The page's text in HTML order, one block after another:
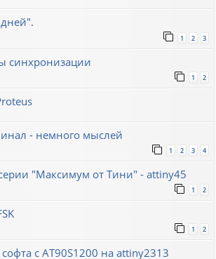
1 2 3
синхронизации
1 2
- немного мыслей
1 2 3 4
"Максимум от Тини" - attiny45
1 2
1 2
с AT90S1200 на attiny2313